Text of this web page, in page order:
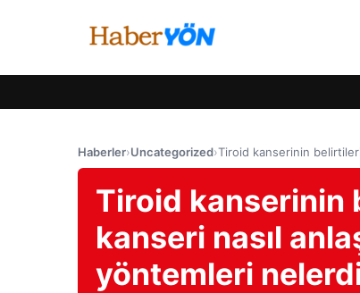
Haberler›Uncategorized›Tiroid kanserinin
Tiroid kanserinin
kanseri nasıl
yöntemleri